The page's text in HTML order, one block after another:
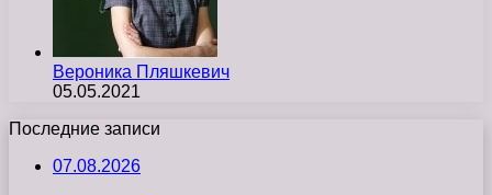
Вероника Пляшкевич
05.05.2021
Последние записи
07.08.2026